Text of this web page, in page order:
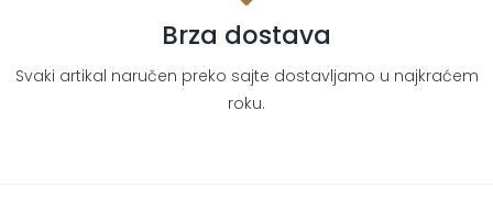
Brza dostava
Svaki artikal naručen preko sajte dostavljamo u najkraćem
roku.